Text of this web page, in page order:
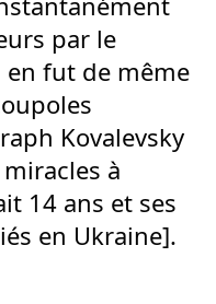
par le
fut de même
Kovalevsky
à
14 ans et ses
en Ukraine].